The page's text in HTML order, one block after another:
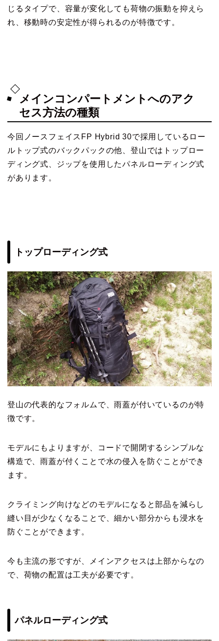
じるタイプで、容量が変化しても荷物の振動を抑えら
れ、移動時の安定性が得られるのが特徴です。
メインコンパートメントへのアク
セス方法の種類
今回ノースフェイスFP Hybrid 30で採用しているロー
ルトップ式のバックパックの他、登山ではトップロー
ディング式、ジップを使用したパネルローディング式
があります。
トップローディング式
登山の代表的なフォルムで、雨蓋が付いているのが特
徴です。
モデルにもよりますが、コードで開閉するシンプルな
構造で、雨蓋が付くことで水の侵入を防ぐことができ
ます。
クライミング向けなどのモデルになると部品を減らし
縫い目が少なくなることで、細かい部分からも浸水を
防ぐことができます。
今も主流の形ですが、メインアクセスは上部からなの
で、荷物の配置は工夫が必要です。
パネルローディング式